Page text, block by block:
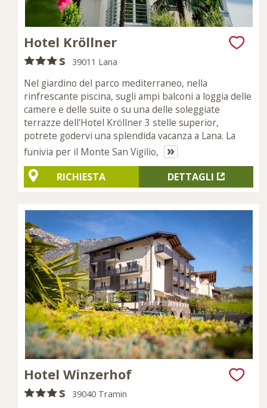
Hotel Kröllner
s
39011 Lana
Nel giardino del parco mediterraneo, nella
rinfrescante piscina, sugli ampi balconi a loggia delle
camere e delle suite o su una delle soleggiate
terrazze dell'Hotel Kröllner 3 stelle superior,
potrete godervi una splendida vacanza a Lana. La
funivia per il Monte San Vigilio,
»
DETTAGLI
RICHIESTA
Hotel Winzerhof
s
39040 Tramin